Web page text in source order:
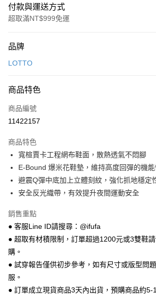
付款與運送方式
超取滿NT$999免運
信用卡一次付款
LINE Pay
Apple Pay
悠遊付
Google Pay
全盈+PAY
相關說明
【關於「AFTEE先享後付」】
AFTEE先享後付是「在收到商品之後才付款」的支
１．簡單：不需註冊會員、不需綁卡、不需儲值。
２．便利：只要手機號碼，簡訊認證，即可結帳。
３．安心：先確認商品／服務後，再付款。
【「AFTEE先享後付」結帳流程】
ATM付款
運送方式
全家 取貨付款
每筆NT$70，滿NT$999(含以上)免運費
品牌
LOTTO
商品特色
商品編號
11422157
商品特色
寬楦賈卡工程網布鞋面，散熱透氣不悶腳
E-Bound 爆米花鞋墊，維持高度回彈的機能
避震Q彈中底加上立體刻紋，強化抓地穩定
安全反光織帶，有效提升夜間運動安全
銷售重點
● 客服Line ID請搜尋：@ifufa
● 超取有材積限制，訂單超過1200元或3雙鞋
購。
● 試穿報告僅供初步參考，如有尺寸或版型問
服。
● 訂單成立現貨商品3天內出貨，預購商品約5-